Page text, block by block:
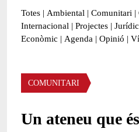
Totes | Ambiental | Comunitari |
Internacional | Projectes | Jurídic
Econòmic | Agenda | Opinió |
Àmbit de la notícia
COMUNITARI
Un ateneu que